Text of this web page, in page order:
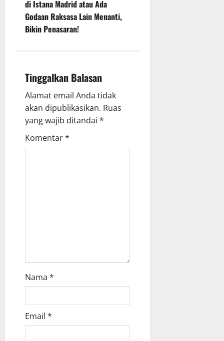
v
a
t
i
o
di Istana Madrid atau Ada
Godaan Raksasa Lain Menanti,
Bikin Penasaran!
Tinggalkan Balasan
Alamat email Anda tidak
akan dipublikasikan. Ruas
yang wajib ditandai *
Komentar*
Nama *
Email *